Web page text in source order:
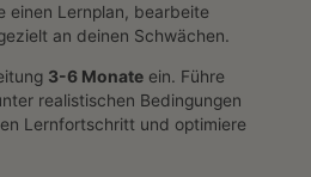
einen Lernplan, bearbeite
an deinen Schwächen.
3-6 Monate ein. Führe
realistischen Bedingungen
Lernfortschritt und optimiere